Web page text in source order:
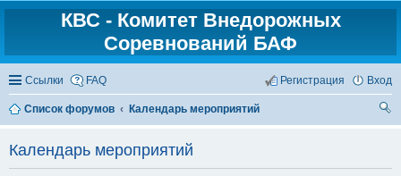
КВС - Комитет Внедорожных
Соревнований БАФ
Ссылки FAQ Вход
Регистрация
Список форумов
Календарь мероприятий
Календарь мероприятий